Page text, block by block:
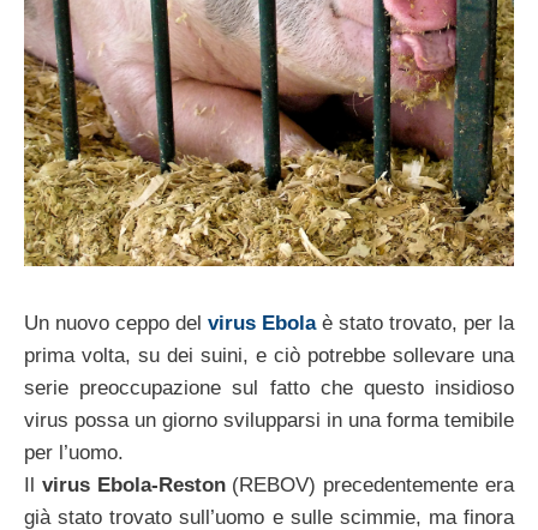
Un nuovo ceppo del virus Ebolaè stato trovato, per la
prima volta, su dei suini, e ciò potrebbe sollevare una
serie preoccupazione sul fatto che questo insidioso
virus possa un giorno svilupparsi in una forma temibile
per l’uomo.
Il virus Ebola-Reston(REBOV) precedentemente era
già stato trovato sull’uomo e sulle scimmie, ma finora